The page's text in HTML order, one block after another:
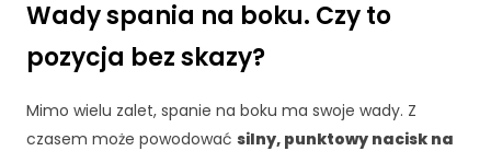
Wady spania na boku. Czy to
pozycja bez skazy?
Mimo wielu zalet, spanie na boku ma swoje wady. Z
czasem może powodować silny, punktowy nacisk na
r
e
o